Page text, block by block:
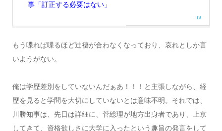
事「訂正する必要はない」
もう喋れば喋るほど辻褄が合わなくなっており、哀れとしか言
いようがない。
俺は学歴差別をしていないんだぁあ！！！と主張しながら、経
歴を見ると学問を大切にしていないとは意味不明。それでは、
川勝知事は、先日は詳細に、菅総理が地方出身者であり、上京
してきて、資格欲しさに大学に入ったという趣旨の発言をして